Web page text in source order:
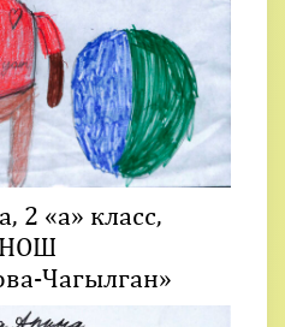
2 «а» класс,
НОШ
Чагылган»